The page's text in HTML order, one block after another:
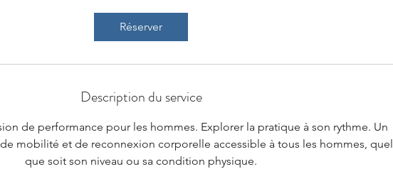
Réserver
Description du service
de performance pour les hommes. Explorer la pratique à son rythme. Un
mobilité et de reconnexion corporelle accessible à tous les hommes, quel
que soit son niveau ou sa condition physique.